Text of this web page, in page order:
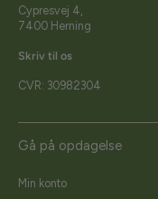
Cypresvej 4,
7400 Herning
Skriv til os
CVR: 30982304
Gå på opdagelse
Min konto